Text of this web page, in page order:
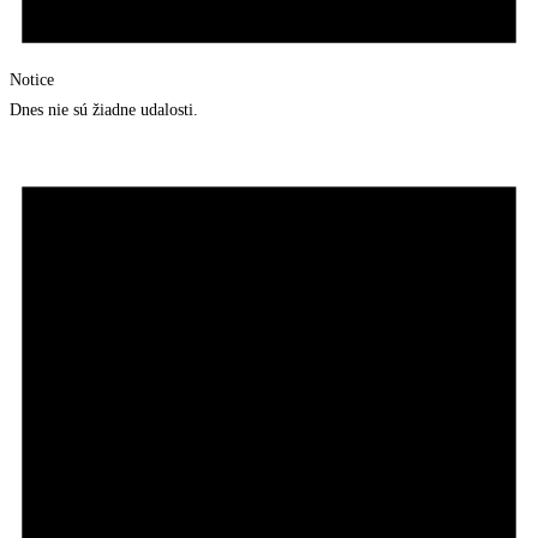
Notice
Dnes nie sú žiadne udalosti.